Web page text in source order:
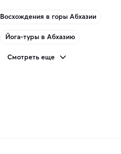
Восхождения в горы Абхазии
Йога-туры в Абхазию
Смотреть еще